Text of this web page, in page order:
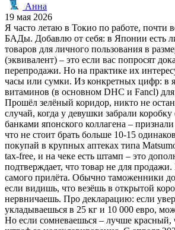
Анна
19 мая 2026
Я часто летаю в Токио по работе, почти
БАДы. Добавлю от себя: в Японии есть
товаров для личного пользования в
(эквивалент) – это если вас попросят
перепродажи. Но на практике их
часы или сумки. Из конкретных цифр: в
витаминов (в основном DHC и Fancl) для
Прошёл зелёный коридор, никто не
случай, когда у девушки забрали
банками японского коллагена –
что не стоит брать больше 10-15
покупай в крупных аптеках типа
tax-free, и на чеке есть штамп – это
подтверждает, что товар не для
самого прилёта. Обычно таможенники
если видишь, что везёшь в открытой
нервничаешь. Про декларацию: если
укладываешься в 25 кг и 10 000 евро,
Но если сомневаешься – лучше красный,